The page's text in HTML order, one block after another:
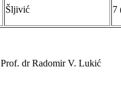
Šljivić 7
Prof. dr Radomir V. Lukić